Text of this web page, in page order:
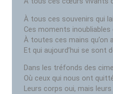
À tous ces souvenirs qui
Ces moments inoubliables
À toutes ces mains qu’on
Et qui aujourd’hui se sont
Dans les tréfonds des
Où ceux qui nous ont
Leurs corps oui, mais